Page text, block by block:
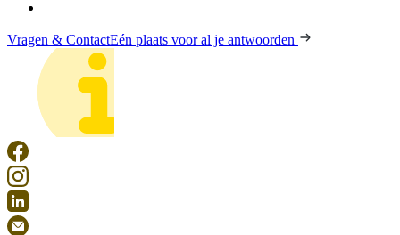
Vragen & ContactEén plaats voor al je antwoorden